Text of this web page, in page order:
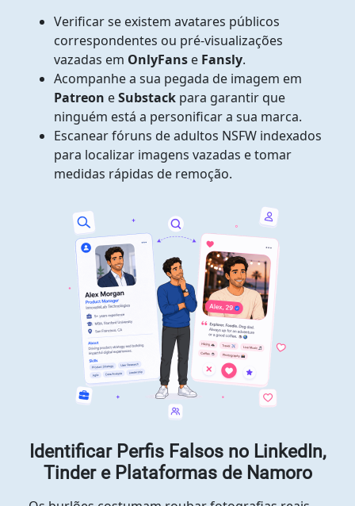
Verificar se existem avatares públicos
correspondentes ou pré-visualizações
vazadas em OnlyFanse Fansly.
Acompanhe a sua pegada de imagem em
Patreon eSubstackpara garantir que
ninguém está a personificar a sua marca.
Escanear fóruns de adultos NSFW indexados
para localizar imagens vazadas e tomar
medidas rápidas de remoção.
Identificar Perfis Falsos no LinkedIn,
Tinder e Plataformas de Namoro